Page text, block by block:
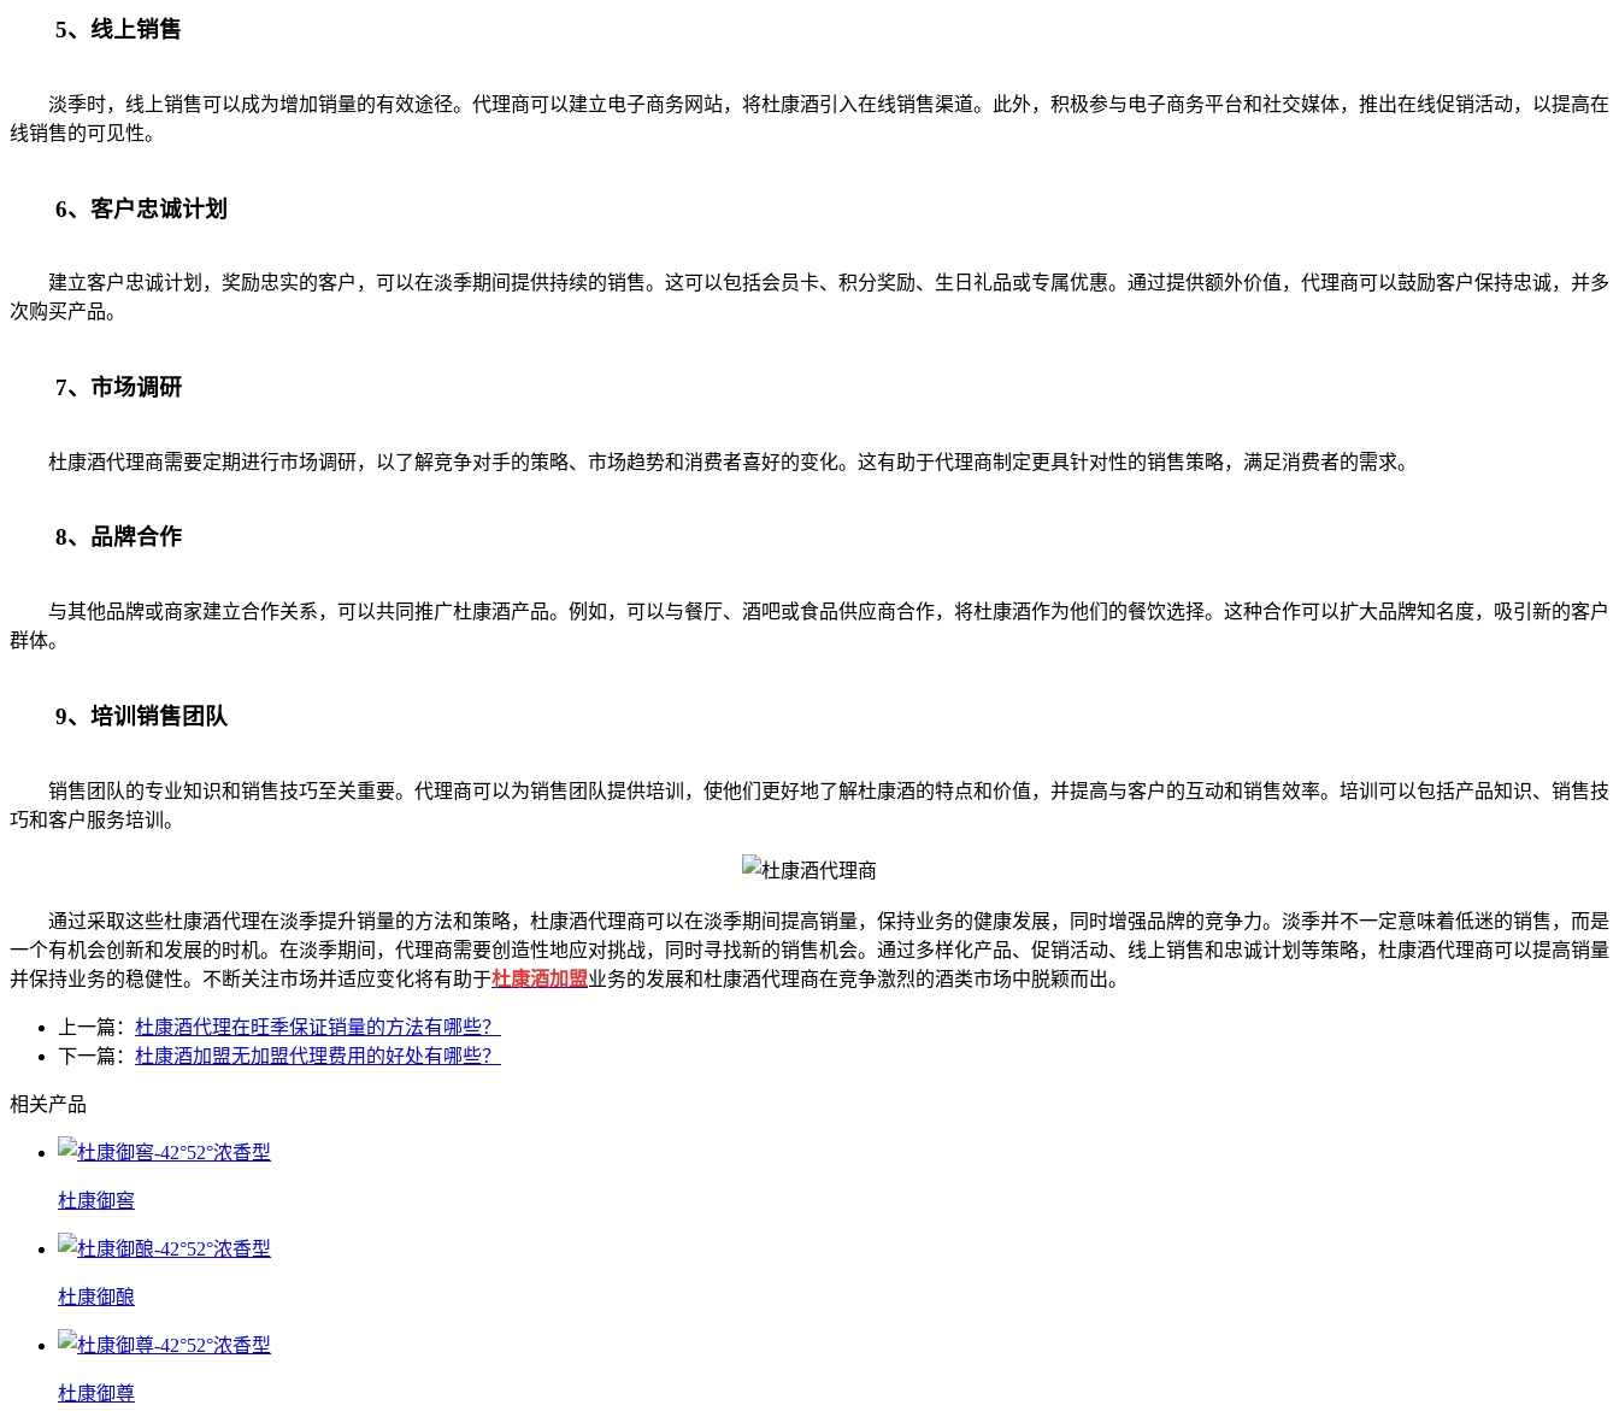
5、线上销售
淡季时，线上销售可以成为增加销量的有效途径。代理商可以建立电子商务网站，将杜康酒引入在线销售渠道。此外，积极参与电子商务平台和社交媒体，推出在线促销活动，以提高在
线销售的可见性。
6、客户忠诚计划
建立客户忠诚计划，奖励忠实的客户，可以在淡季期间提供持续的销售。这可以包括会员卡、积分奖励、生日礼品或专属优惠。通过提供额外价值，代理商可以鼓励客户保持忠诚，并多
次购买产品。
7、市场调研
杜康酒代理商需要定期进行市场调研，以了解竞争对手的策略、市场趋势和消费者喜好的变化。这有助于代理商制定更具针对性的销售策略，满足消费者的需求。
8、品牌合作
与其他品牌或商家建立合作关系，可以共同推广杜康酒产品。例如，可以与餐厅、酒吧或食品供应商合作，将杜康酒作为他们的餐饮选择。这种合作可以扩大品牌知名度，吸引新的客户
群体。
9、培训销售团队
销售团队的专业知识和销售技巧至关重要。代理商可以为销售团队提供培训，使他们更好地了解杜康酒的特点和价值，并提高与客户的互动和销售效率。培训可以包括产品知识、销售技
巧和客户服务培训。
通过采取这些杜康酒代理在淡季提升销量的方法和策略，杜康酒代理商可以在淡季期间提高销量，保持业务的健康发展，同时增强品牌的竞争力。淡季并不一定意味着低迷的销售，而是
一个有机会创新和发展的时机。在淡季期间，代理商需要创造性地应对挑战，同时寻找新的销售机会。通过多样化产品、促销活动、线上销售和忠诚计划等策略，杜康酒代理商可以提高销量
并保持业务的稳健性。不断关注市场并适应变化将有助于杜康酒加盟业务的发展和杜康酒代理商在竞争激烈的酒类市场中脱颖而出。
上一篇： 杜康酒代理在旺季保证销量的方法有哪些？
下一篇： 杜康酒加盟无加盟代理费用的好处有哪些？
相关产品
杜康御窖
杜康御酿
杜康御尊